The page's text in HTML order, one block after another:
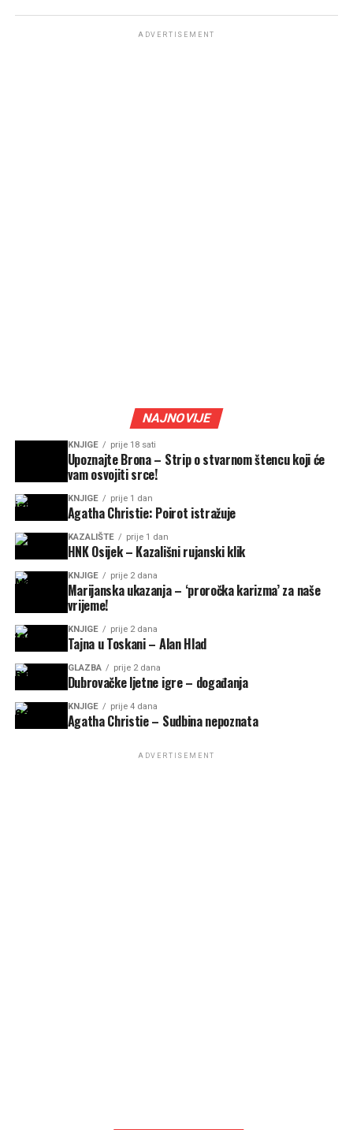
ADVERTISEMENT
NAJNOVIJE
KNJIGE prije 18 sati
Upoznajte Brona – Strip o stvarnom štencu koji će
vam osvojiti srce!
KNJIGE prije 1 dan
Agatha Christie: Poirot istražuje
KAZALIŠTE prije 1 dan
HNK Osijek – Kazališni rujanski klik
KNJIGE prije 2 dana
Marijanska ukazanja – ‘proročka karizma’ za naše
vrijeme!
KNJIGE prije 2 dana
Tajna u Toskani – Alan Hlad
GLAZBA prije 2 dana
Dubrovačke ljetne igre – događanja
KNJIGE prije 4 dana
Agatha Christie – Sudbina nepoznata
ADVERTISEMENT